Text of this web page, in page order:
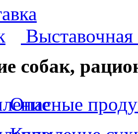
Выставочная
собак,
Опасные